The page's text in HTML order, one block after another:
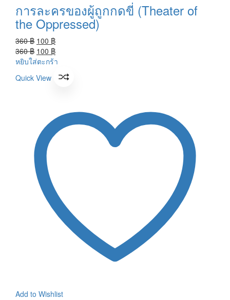
การละครของผู้ถูกกดขี่ (Theater of
the Oppressed)
360฿ Original
price
was:
100 ฿Current
price
is:
360฿ Original
price
360 ฿.
100 ฿Current
price
100 ฿.
หยิบใส่ตะกร้า
Quick View
Add to Wishlist